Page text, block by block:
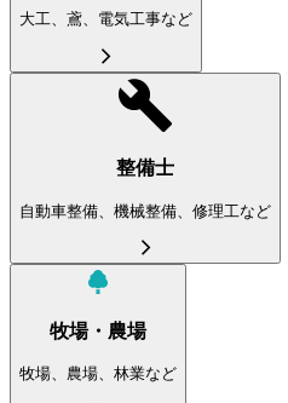
大工、鳶、電気工事など
整備士
自動車整備、機械整備、修理工など
牧場・農場
牧場、農場、林業など